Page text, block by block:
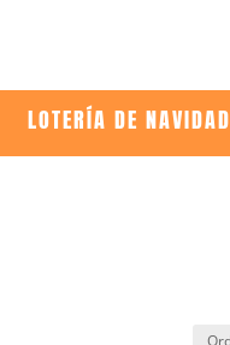
LOTERÍA DE NAVIDAD